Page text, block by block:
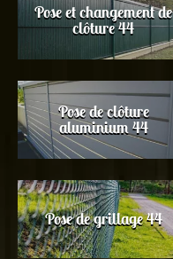
Pose et changement de
clôture 44
Pose de clôture
aluminium 44
Pose de grillage 44